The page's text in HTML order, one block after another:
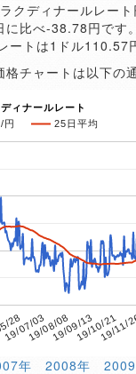
クディナールレート
比べ-38.78円です
トは1ドル110.57
チャートは以下の通
ィナールレート
円
25日平均
28
19/07/0319/08/0819/09/1319/10/21
19/11/
年 2008年